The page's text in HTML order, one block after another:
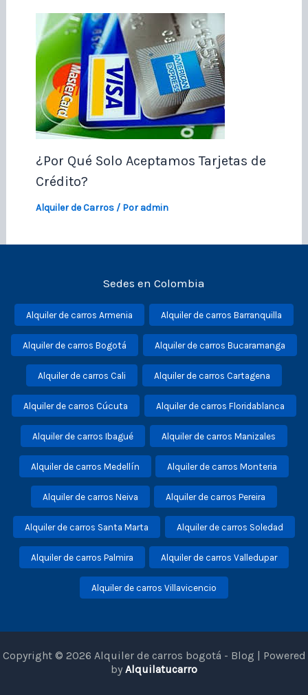
¿Por Qué Solo Aceptamos Tarjetas de
Crédito?
Alquiler de Carros/ Poradmin
Sedes en Colombia
Alquiler de carros Armenia Alquiler de carros Barranquilla
Alquiler de carros Bogotá Alquiler de carros Bucaramanga
Alquiler de carros Cali Alquiler de carros Cartagena
Alquiler de carros Cúcuta Alquiler de carros Floridablanca
Alquiler de carros Ibagué Alquiler de carros Manizales
Alquiler de carros Medellín Alquiler de carros Monteria
Alquiler de carros Neiva Alquiler de carros Pereira
Alquiler de carros Santa Marta Alquiler de carros Soledad
Alquiler de carros Palmira Alquiler de carros Valledupar
Alquiler de carros Villavicencio
Copyright © 2026 Alquiler de carros bogotá - Blog | Powered
by Alquilatucarro